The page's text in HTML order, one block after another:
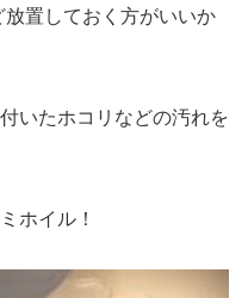
置しておく方がいいか
いたホコリなどの汚れを
ホイル ！